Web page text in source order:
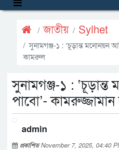
জাতীয় Sylhet
সুনামগঞ্জ-১ : ‘চূড়ান্ত মনোনয়ন
কামরুল
সুনামগঞ্জ-১ :
পাবো’-
admin
প্রকাশিতNovember 7, 2025, 04:40